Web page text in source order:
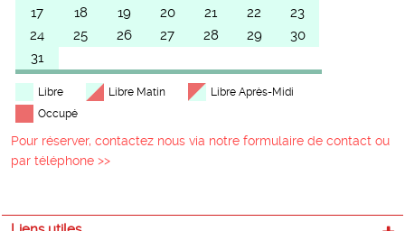
17
18 19 20 21 22
23
24
25 26 27 28 29
30
31
Libre Libre Matin
Libre Après-Midi
Occupé
Pour réserver, contactez nous via notre formulaire de contact ou
par téléphone >>